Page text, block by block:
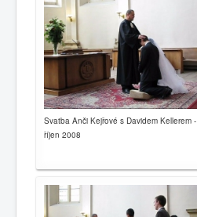
Svatba Anči Kejřové s Davidem Kellerem -
říjen 2008